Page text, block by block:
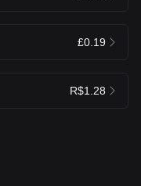
£0.19
R$1.28